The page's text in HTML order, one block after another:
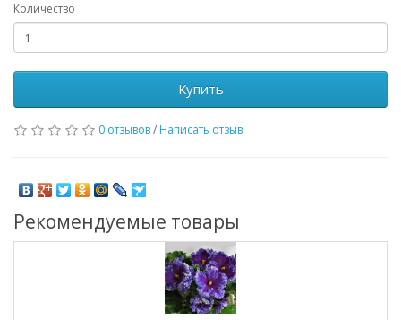
Количество
Купить
0 отзывов/ Написать отзыв
Рекомендуемые товары